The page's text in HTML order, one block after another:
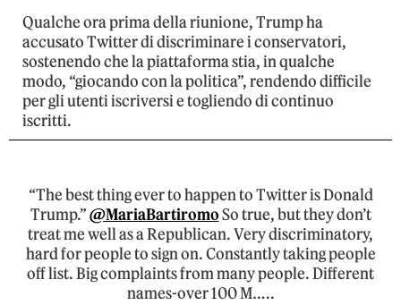
Qualche ora prima della riunione, Trump ha
accusato Twitter di discriminare i conservatori,
sostenendo che la piattaforma stia, in qualche
modo, “giocando con la politica”, rendendo difficile
per gli utenti iscriversi e togliendo di continuo
iscritti.
“The best thing ever to happen to Twitter is Donald
Trump.”@MariaBartiromoSo true, but they don’t
treat me well as a Republican. Very discriminatory,
hard for people to sign on. Constantly taking people
off list. Big complaints from many people. Different
names-over 100 M…..